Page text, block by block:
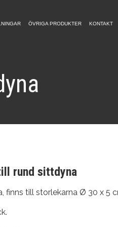
ÖVRIGA PRODUKTER KONTAKT
rund sittdyna
finns till storlekarna Ø 30 x 5